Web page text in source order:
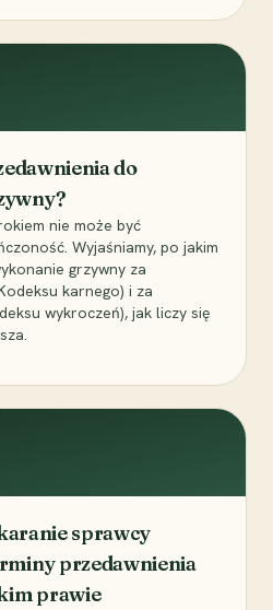
do
nie może być
Wyjaśniamy, po jakim
grzywny za
karnego) i za
wykroczeń), jak liczy się
sprawcy
przedawnienia
prawie